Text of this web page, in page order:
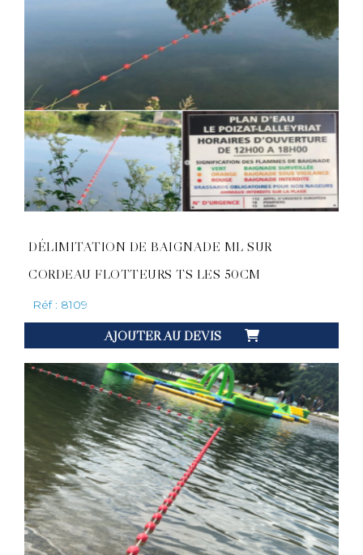
DÉLIMITATION DE BAIGNADE ML SUR
CORDEAU FLOTTEURS TS LES 50CM
Réf : 8109
AJOUTER AU DEVIS